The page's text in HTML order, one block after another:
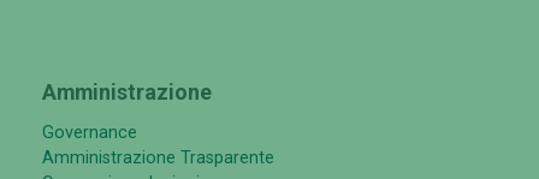
Amministrazione
Governance
Amministrazione Trasparente